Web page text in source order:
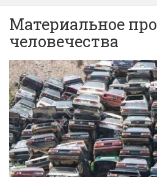
Материальное
человечества